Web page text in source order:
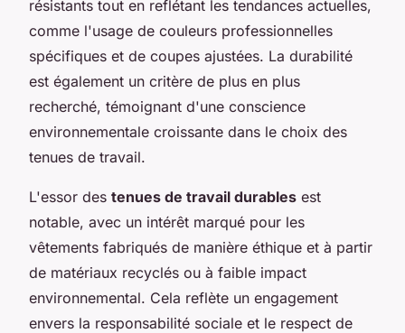
résistants tout en reflétant les tendances actuelles,
comme l'usage de couleurs professionnelles
spécifiques et de coupes ajustées. La durabilité
est également un critère de plus en plus
recherché, témoignant d'une conscience
environnementale croissante dans le choix des
tenues de travail.
L'essor des tenues de travail durables est
notable, avec un intérêt marqué pour les
vêtements fabriqués de manière éthique et à partir
de matériaux recyclés ou à faible impact
environnemental. Cela reflète un engagement
envers la responsabilité sociale et le respect de